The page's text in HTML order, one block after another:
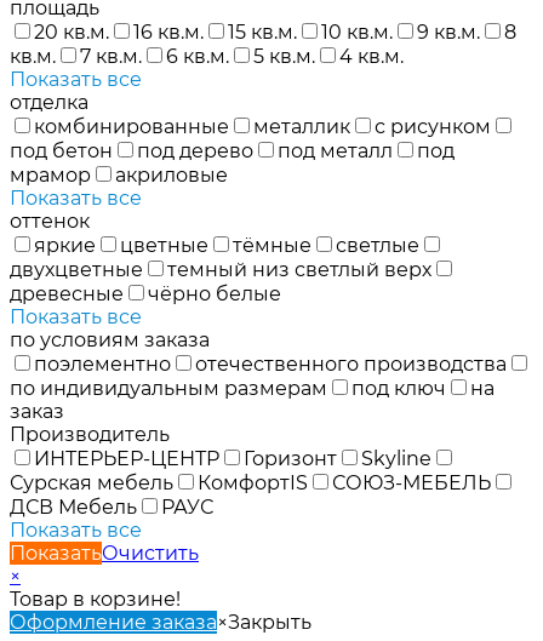
площадь
20 кв.м.
16 кв.м. 15 кв.м. 10 кв.м. 9 кв.м.
8
кв.м.
7 кв.м. 6 кв.м. 5 кв.м.
4 кв.м.
Показать все
отделка
комбинированные
металлик
с рисунком
под бетон
под дерево под металл
под
мрамор
акриловые
Показать все
оттенок
яркие
цветные тёмные
светлые
двухцветные
темный низ светлый верх
древесные
чёрно белые
Показать все
по условиям заказа
поэлементно
отечественного производства
по индивидуальным размерам
под ключ
на
заказ
Производитель
ИНТЕРЬЕР-ЦЕНТР
Горизонт
Skyline
Сурская мебель
КомфортIS
СОЮЗ-МЕБЕЛЬ
ДСВ Мебель
РАУС
Показать все
ПоказатьОчистить
×
Товар в корзине!
Оформление заказа×Закрыть